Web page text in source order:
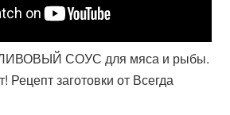
СОУС для мяса и рыбы.
Рецепт заготовки от Всегда